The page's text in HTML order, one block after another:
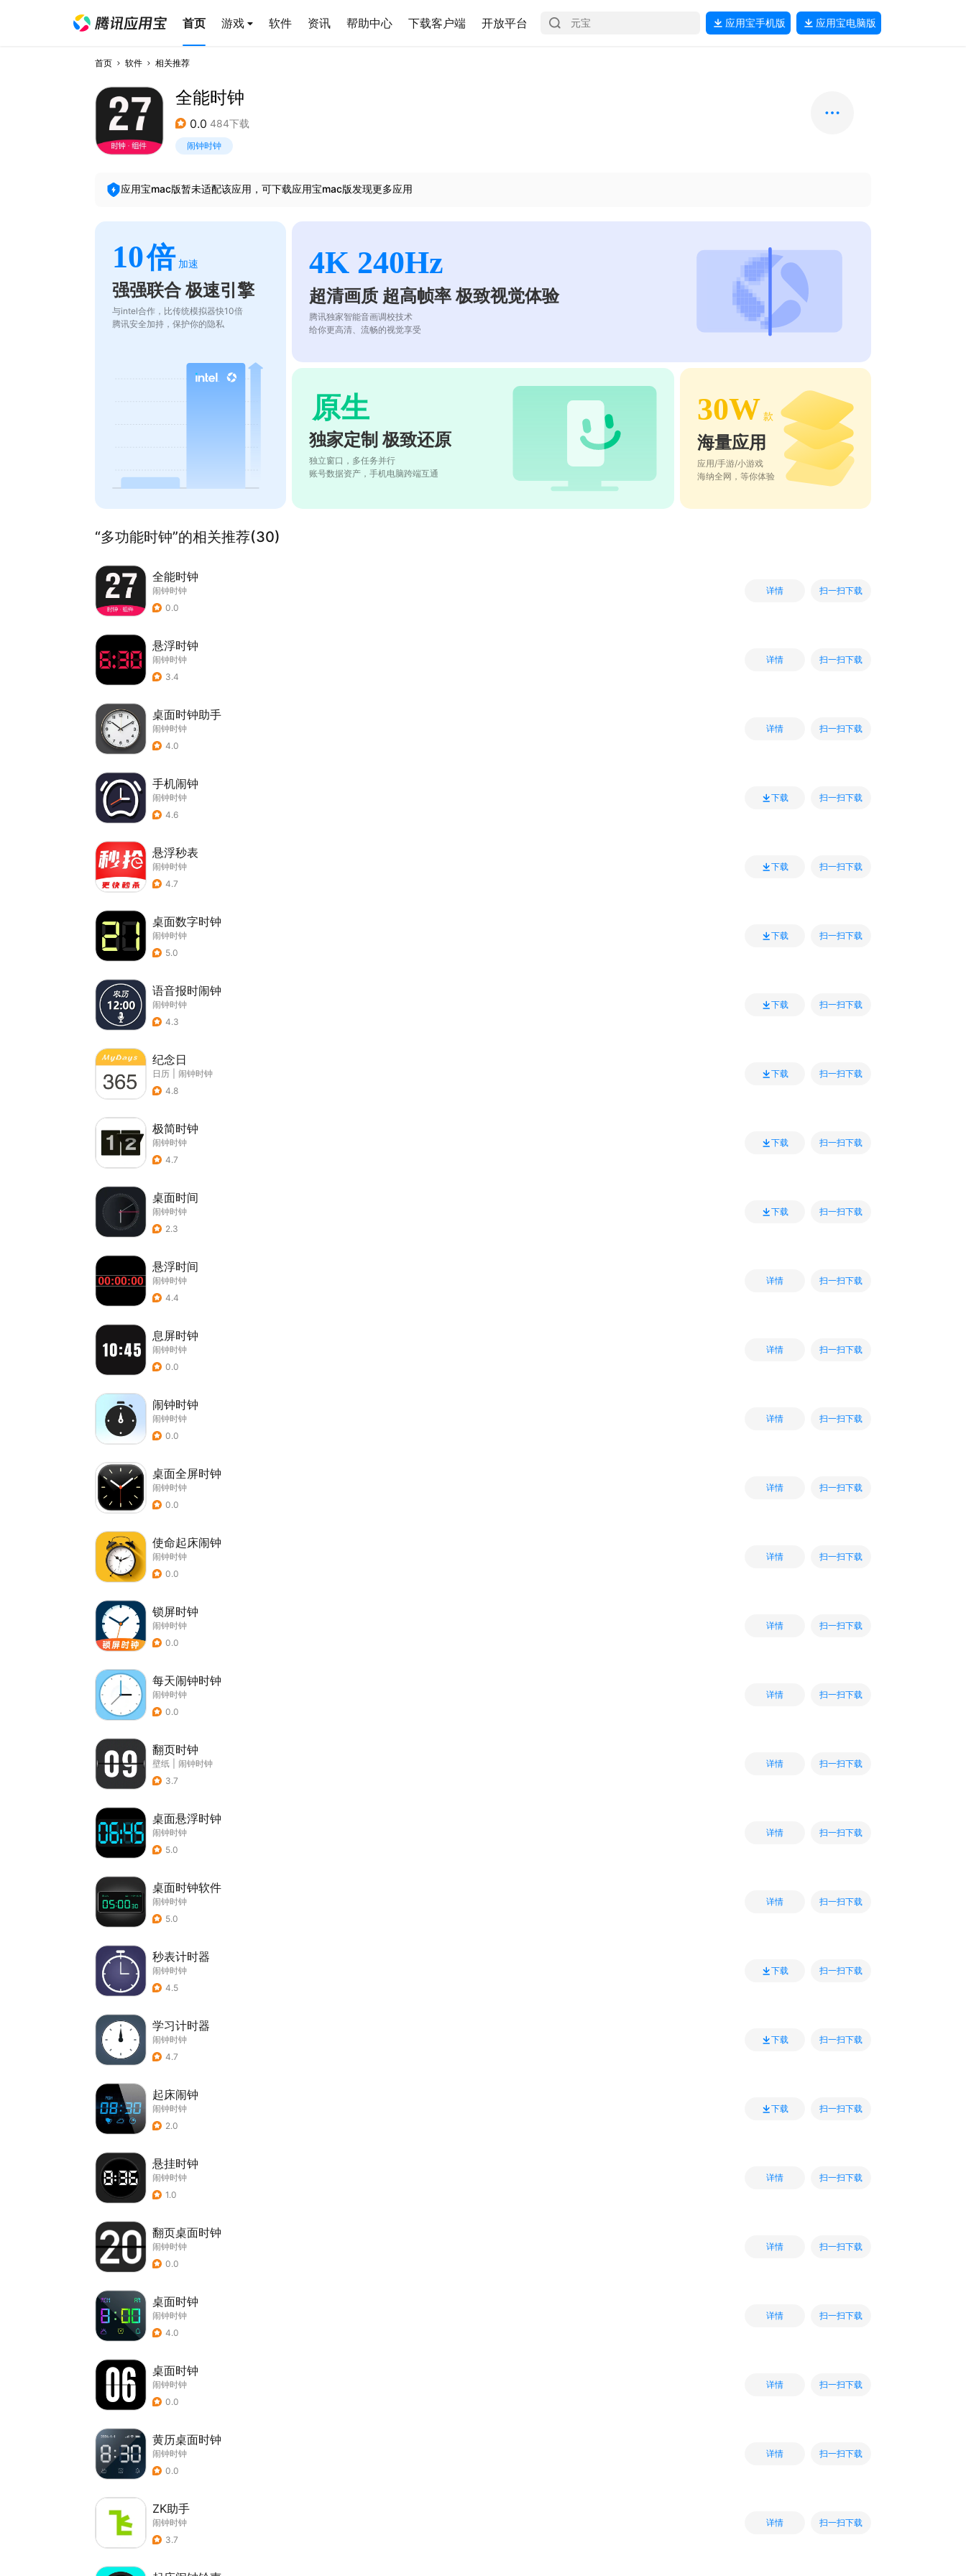
首页 游戏 软件 资讯 帮助中心 下载客户端 开放平台 应用宝手机版 应用宝电脑版
首页 软件 相关推荐
全能时钟
0.0 484下载
闹钟时钟
应用宝mac版暂未适配该应用，可下载应用宝mac版发现更多应用
10倍 加速
强强联合 极速引擎
与intel合作，比传统模拟器快10倍
腾讯安全加持，保护你的隐私
4K 240Hz
超清画质 超高帧率 极致视觉体验
腾讯独家智能音画调校技术
给你更高清、流畅的视觉享受
原生
独家定制 极致还原
独立窗口，多任务并行
账号数据资产，手机电脑跨端互通
30W 款
海量应用
应用/手游/小游戏
海纳全网，等你体验
“多功能时钟”的相关推荐(30)
全能时钟
闹钟时钟
0.0
详情 扫一扫下载
悬浮时钟
闹钟时钟
3.4
详情 扫一扫下载
桌面时钟助手
闹钟时钟
4.0
详情 扫一扫下载
手机闹钟
闹钟时钟
4.6
下载 扫一扫下载
悬浮秒表
闹钟时钟
4.7
下载 扫一扫下载
桌面数字时钟
闹钟时钟
5.0
下载 扫一扫下载
语音报时闹钟
闹钟时钟
4.3
下载 扫一扫下载
纪念日
日历
闹钟时钟
4.8
下载 扫一扫下载
极简时钟
闹钟时钟
4.7
下载 扫一扫下载
桌面时间
闹钟时钟
2.3
下载 扫一扫下载
悬浮时间
闹钟时钟
4.4
详情 扫一扫下载
息屏时钟
闹钟时钟
0.0
详情 扫一扫下载
闹钟时钟
闹钟时钟
0.0
详情 扫一扫下载
桌面全屏时钟
闹钟时钟
0.0
详情 扫一扫下载
使命起床闹钟
闹钟时钟
0.0
详情 扫一扫下载
锁屏时钟
闹钟时钟
0.0
详情 扫一扫下载
每天闹钟时钟
闹钟时钟
0.0
详情 扫一扫下载
翻页时钟
壁纸
闹钟时钟
3.7
详情 扫一扫下载
桌面悬浮时钟
闹钟时钟
5.0
详情 扫一扫下载
桌面时钟软件
闹钟时钟
5.0
详情 扫一扫下载
秒表计时器
闹钟时钟
4.5
下载 扫一扫下载
学习计时器
闹钟时钟
4.7
下载 扫一扫下载
起床闹钟
闹钟时钟
2.0
下载 扫一扫下载
悬挂时钟
闹钟时钟
1.0
详情 扫一扫下载
翻页桌面时钟
闹钟时钟
0.0
详情 扫一扫下载
桌面时钟
闹钟时钟
4.0
详情 扫一扫下载
桌面时钟
闹钟时钟
0.0
详情 扫一扫下载
黄历桌面时钟
闹钟时钟
0.0
详情 扫一扫下载
ZK助手
闹钟时钟
3.7
详情 扫一扫下载